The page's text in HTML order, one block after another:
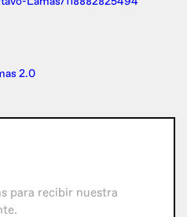
2.0
para recibir nuestra